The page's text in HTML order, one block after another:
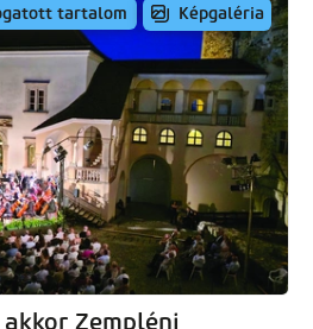
tartalom Képgaléria
Zempléni